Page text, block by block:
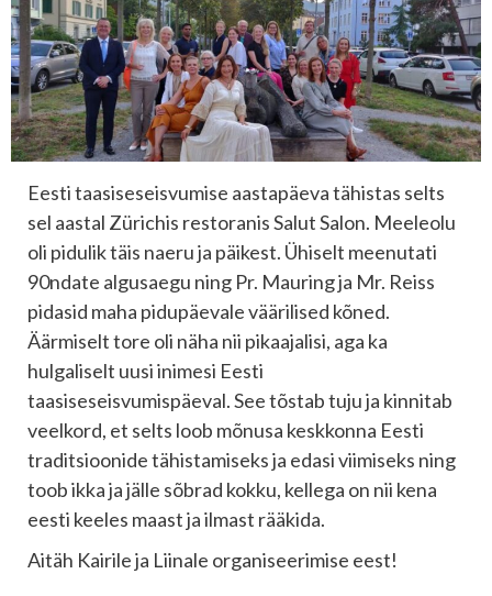
Eesti taasiseseisvumise aastapäeva tähistas selts
sel aastal Zürichis restoranis Salut Salon. Meeleolu
oli pidulik täis naeru ja päikest. Ühiselt meenutati
90ndate algusaegu ning Pr. Mauring ja Mr. Reiss
pidasid maha pidupäevale väärilised kõned.
Äärmiselt tore oli näha nii pikaajalisi, aga ka
hulgaliselt uusi inimesi Eesti
taasiseseisvumispäeval. See tõstab tuju ja kinnitab
veelkord, et selts loob mõnusa keskkonna Eesti
traditsioonide tähistamiseks ja edasi viimiseks ning
toob ikka ja jälle sõbrad kokku, kellega on nii kena
eesti keeles maast ja ilmast rääkida.
Aitäh Kairile ja Liinale organiseerimise eest!